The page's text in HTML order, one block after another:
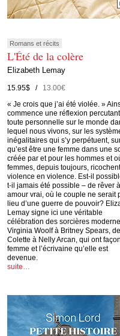
Romans et récits
L'Été de la colère
Elizabeth Lemay
15.95$ /13.00€
« Je crois que j’ai été violée. »
commence une réflexion
toute personnelle sur le monde
lequel nous vivons, sur les
inégalitaires qui s’y perpétuent,
qu’est être une femme dans une
créée par et pour les hommes et
femmes, depuis toujours,
violence en violence. Est-il
t-il jamais été possible – de rêver
amour vrai, où le couple ne serait
lieu d’une guerre de pouvoir?
Lemay signe ici une véritable
célébration des sorcières
Virginia Woolf à Britney Spears, de
Colette à Nelly Arcan, qui ont
femme et l’écrivaine qu’elle est
devenue.
suite…